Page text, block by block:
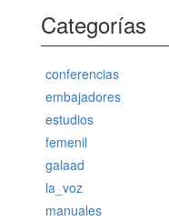
Categorías
conferencias
embajadores
estudios
femenil
galaad
la_voz
manuales